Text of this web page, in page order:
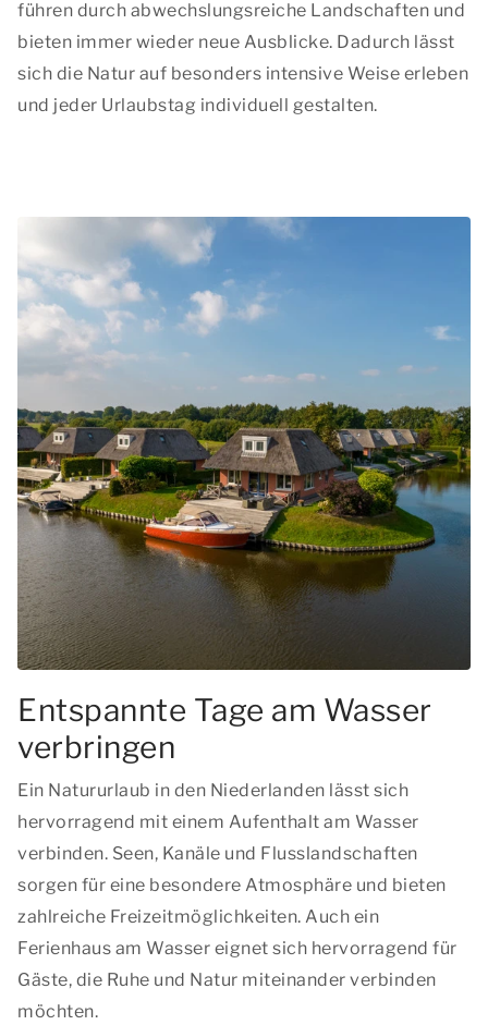
führen durch abwechslungsreiche Landschaften und
bieten immer wieder neue Ausblicke. Dadurch lässt
sich die Natur auf besonders intensive Weise erleben
und jeder Urlaubstag individuell gestalten.
Entspannte Tage am Wasser
verbringen
Ein Natururlaub in den Niederlanden lässt sich
hervorragend mit einem Aufenthalt am Wasser
verbinden. Seen, Kanäle und Flusslandschaften
sorgen für eine besondere Atmosphäre und bieten
zahlreiche Freizeitmöglichkeiten. Auch ein
Ferienhaus am Wasser eignet sich hervorragend für
Gäste, die Ruhe und Natur miteinander verbinden
möchten.